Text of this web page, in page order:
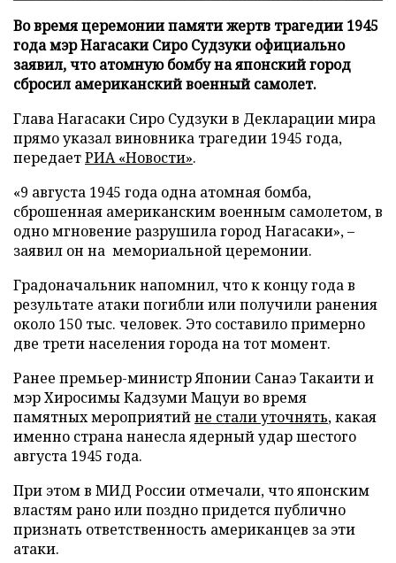
Во время церемонии памяти жертв трагедии 1945
года мэр Нагасаки Сиро Судзуки официально
заявил, что атомную бомбу на японский город
сбросил американский военный самолет.
Глава Нагасаки Сиро Судзуки в Декларации мира
прямо указал виновника трагедии 1945 года,
передаетРИА «Новости».
«9 августа 1945 года одна атомная бомба,
сброшенная американским военным самолетом, в
одно мгновение разрушила город Нагасаки», –
заявил он на мемориальной церемонии.
Градоначальник напомнил, что к концу года в
результате атаки погибли или получили ранения
около 150 тыс. человек. Это составило примерно
две трети населения города на тот момент.
Ранее премьер-министр Японии Санаэ Такаити и
мэр Хиросимы Кадзуми Мацуи во время
памятных мероприятийне стали уточнять, какая
именно страна нанесла ядерный удар шестого
августа 1945 года.
При этом в МИД России отмечали, что японским
властям рано или поздно придется публично
признать ответственность американцев за эти
атаки.